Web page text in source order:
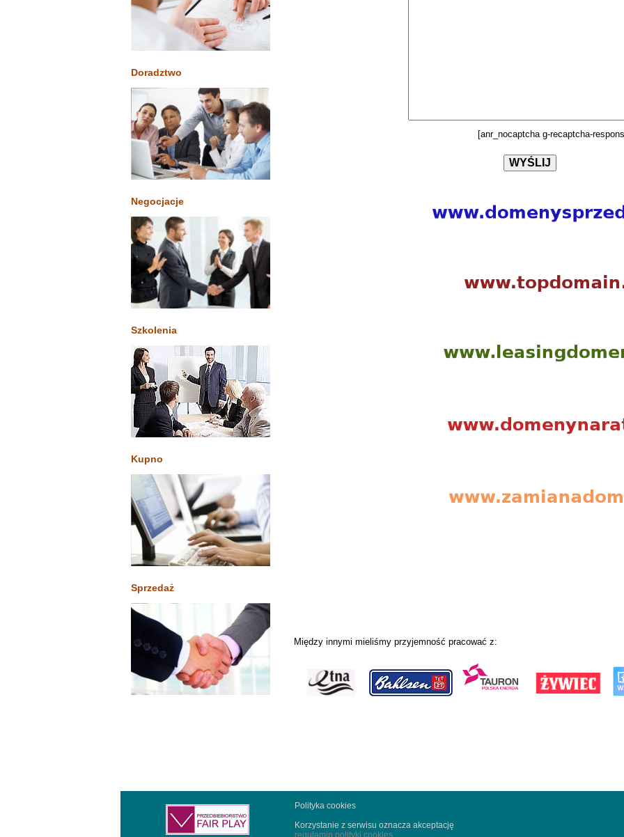
Doradztwo
Negocjacje
Szkolenia
Kupno
Sprzedaż
[anr_nocaptcha g-recaptcha-
Między innymi mieliśmy przyjemność pracować z:
Polityka cookies
Korzystanie z serwisu oznacza akceptację
regulamin polityki cookies